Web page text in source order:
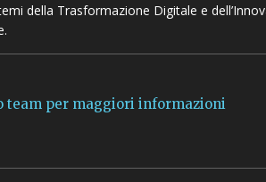
della Trasformazione Digitale e
team per maggiori informazioni